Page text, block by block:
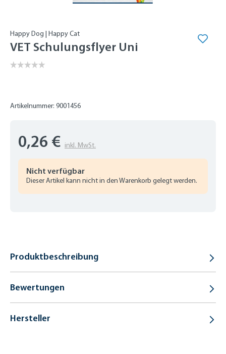
Happy Dog | Happy Cat
VET Schulungsflyer Uni
Artikelnummer: 9001456
0,26 € inkl. MwSt.
Nicht verfügbar
Dieser Artikel kann nicht in den Warenkorb gelegt werden.
Produktbeschreibung
Bewertungen
Hersteller